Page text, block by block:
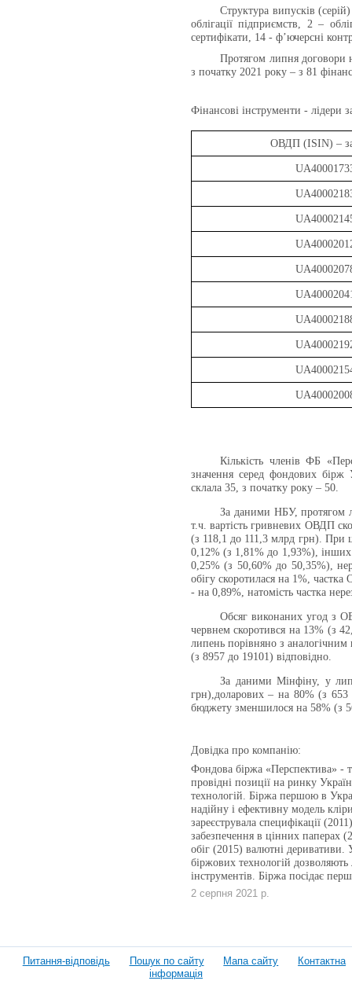
Структура випусків
облігації підприємств, 2 –
сертифікати, 14 - ф’ючерсні
Протягом липня договори
з початку 2021 року – з 81
Фінансові інструменти - лідери
ОВДП (ISIN) –
Кількість членів ФБ
значення серед фондових бірж
склала 35, з початку року – 50.
За даними НБУ, протягом
т.ч. вартість гривневих ОВДП
(з 118,1 до 111,3 млрд грн). При
0,12% (з 1,81% до 1,93%), інших
0,25% (з 50,60% до 50,35%),
обігу скоротилася на 1%,
- на 0,89%, натомість частка
Обсяг виконаних угод з
червнем скоротився на 13% (з
липень порівняно з
(з 8957 до 19101) відповідно.
За даними Мінфіну, у
грн),доларових – на 80% (з
бюджету зменшилося на 58% (з
Довідка про компанію:
Фондова біржа «Перспектива» -
провідні позиції на ринку
технологій. Біржа першою в
надійну і ефективну модель
зареєструвала специфікації
забезпечення в цінних паперах
обіг (2015) валютні деривативи.
біржових технологій
інструментів. Біржа посідає
2 серпня 2021 р.
Питання-відповідь Пошук по сайту Мапа сайту
Контактна
інформація